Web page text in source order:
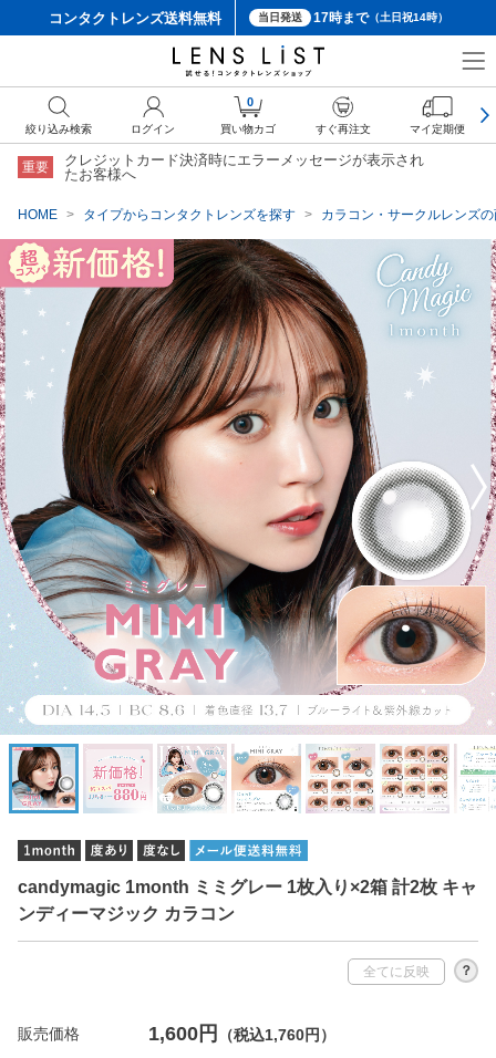
コンタクトレンズ送料無料 当日発送 17時まで（土日祝14時）
重要
クレジットカード決済時にエラーメッセージが表示され
たお客様へ
HOME タイプからコンタクトレンズを探す カラコン・サークルレンズ
candymagic 1month ミミグレー 1枚入り×2箱 計2枚 キャ
ンディーマジック カラコン
全てに反映 ？
販売価格 1,600円 （税込1,760円）
絞り込み検索 ログイン
0
買い物カゴ すぐ再注文 マイ定期便
クーポン詳細